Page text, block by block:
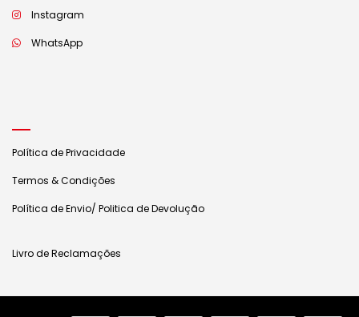
Instagram
WhatsApp
Política de Privacidade
Termos & Condições
Política de Envio/ Politica de Devolução
Livro de Reclamações